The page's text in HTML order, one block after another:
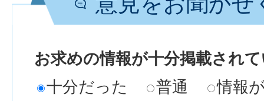
お求めの情報が十分掲載され
十分だった
普通 情報